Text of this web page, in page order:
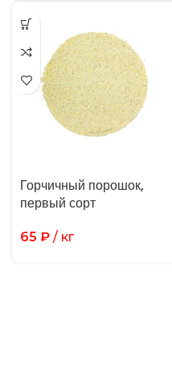
Горчичный порошок,
первый сорт
65 ₽ / кг